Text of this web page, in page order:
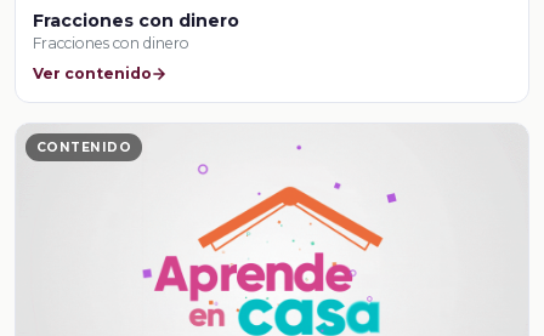
Fracciones con dinero
Fracciones con dinero
Ver contenido
CONTENIDO